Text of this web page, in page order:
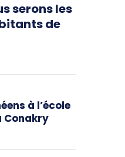
serons les
de
à l’école
Conakry